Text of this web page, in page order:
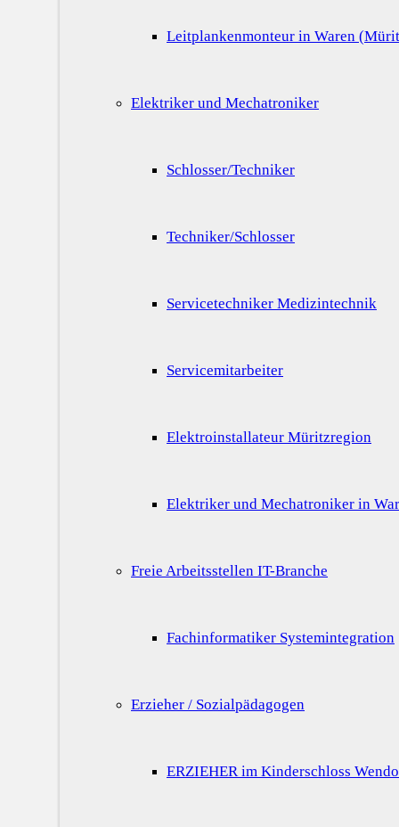
Leitplankenmonteur in Waren
Elektriker und Mechatroniker
Schlosser/Techniker
Techniker/Schlosser
Servicetechniker Medizintechnik
Servicemitarbeiter
Elektroinstallateur Müritzregion
Elektriker und Mechatroniker in
Freie Arbeitsstellen IT-Branche
Fachinformatiker Systemintegration
Erzieher / Sozialpädagogen
ERZIEHER im Kinderschloss